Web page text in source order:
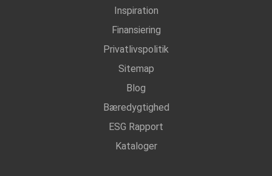
Inspiration
Finansiering
Privatlivspolitik
Sitemap
Blog
Bæredygtighed
ESG Rapport
Kataloger